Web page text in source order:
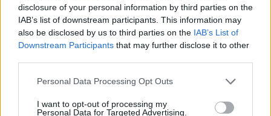
disclosure of your personal information by third parties on the
IAB’s list of downstream participants. This information may
also be disclosed by us to third parties on the IAB’s List of
Downstream Participants that may further disclose it to other
Personal Data Processing Opt Outs
I want to opt-out of processing my
Personal Data for Targeted Advertising.
Tel.: